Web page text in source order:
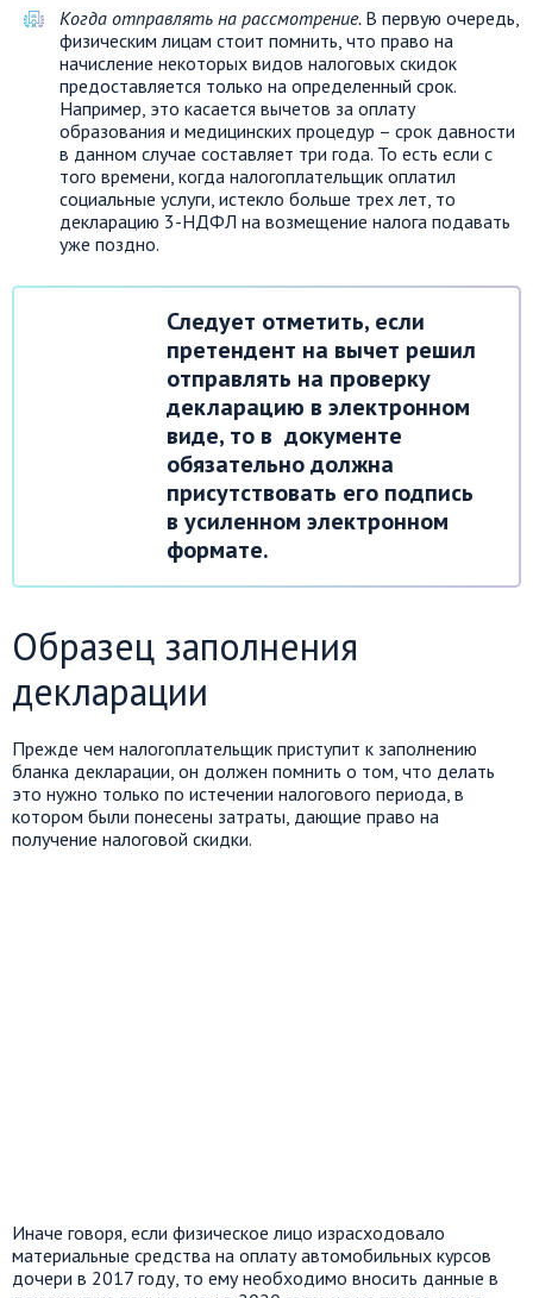
Когда отправлять на рассмотрение. В первую очередь,
физическим лицам стоит помнить, что право на
начисление некоторых видов налоговых скидок
предоставляется только на определенный срок.
Например, это касается вычетов за оплату
образования и медицинских процедур – срок давности
в данном случае составляет три года. То есть если с
того времени, когда налогоплательщик оплатил
социальные услуги, истекло больше трех лет, то
декларацию 3-НДФЛ на возмещение налога подавать
уже поздно.
Следует отметить, если
претендент на вычет решил
отправлять на проверку
декларацию в электронном
виде, то в документе
обязательно должна
присутствовать его подпись
в усиленном электронном
формате.
Образец заполнения
декларации
Прежде чем налогоплательщик приступит к заполнению
бланка декларации, он должен помнить о том, что делать
это нужно только по истечении налогового периода, в
котором были понесены затраты, дающие право на
получение налоговой скидки.
Иначе говоря, если физическое лицо израсходовало
материальные средства на оплату автомобильных курсов
дочери в 2017 году, то ему необходимо вносить данные в